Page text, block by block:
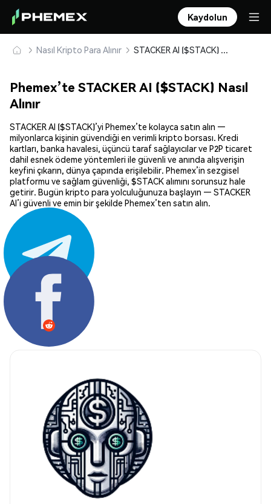
Kaydolun
Nasıl Kripto Para Alınır STACKER AI ($STACK) Güvenle Satın Alın ve Saklayın
Phemex’te STACKER AI ($STACK) Nasıl
Alınır
STACKER AI ($STACK)’yi Phemex’te kolayca satın alın —
milyonlarca kişinin güvendiği en verimli kripto borsası. Kredi
kartları, banka havalesi, üçüncü taraf sağlayıcılar ve P2P ticaret
dahil esnek ödeme yöntemleri ile güvenli ve anında alışverişin
keyfini çıkarın, dünya çapında erişilebilir. Phemex’in sezgisel
platformu ve sağlam güvenliği, $STACK alımını sorunsuz hale
getirir. Bugün kripto para yolculuğunuza başlayın — STACKER
AI’i güvenli ve emin bir şekilde Phemex’ten satın alın.
Paylaş: